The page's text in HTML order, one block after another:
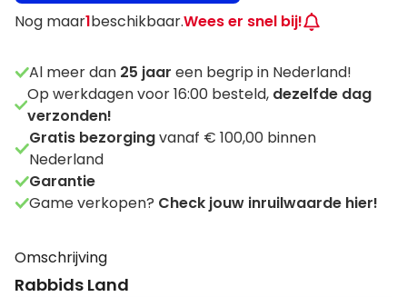
Nog maar1beschikbaar.Wees er snel bij!
Al meer dan 25 jaar een begrip in Nederland!
Op werkdagen voor 16:00 besteld, dezelfde dag
verzonden!
Gratis bezorgingvanaf € 100,00 binnen
Nederland
Garantie
Game verkopen? Check jouw inruilwaarde hier!
Omschrijving
Rabbids Land